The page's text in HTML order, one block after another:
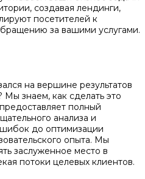
создавая лендинги,
посетителей к
за вашими услугами.
на вершине результатов
знаем, как сделать это
полный
анализа и
до оптимизации
опыта. Мы
заслуженное место в
потоки целевых клиентов.